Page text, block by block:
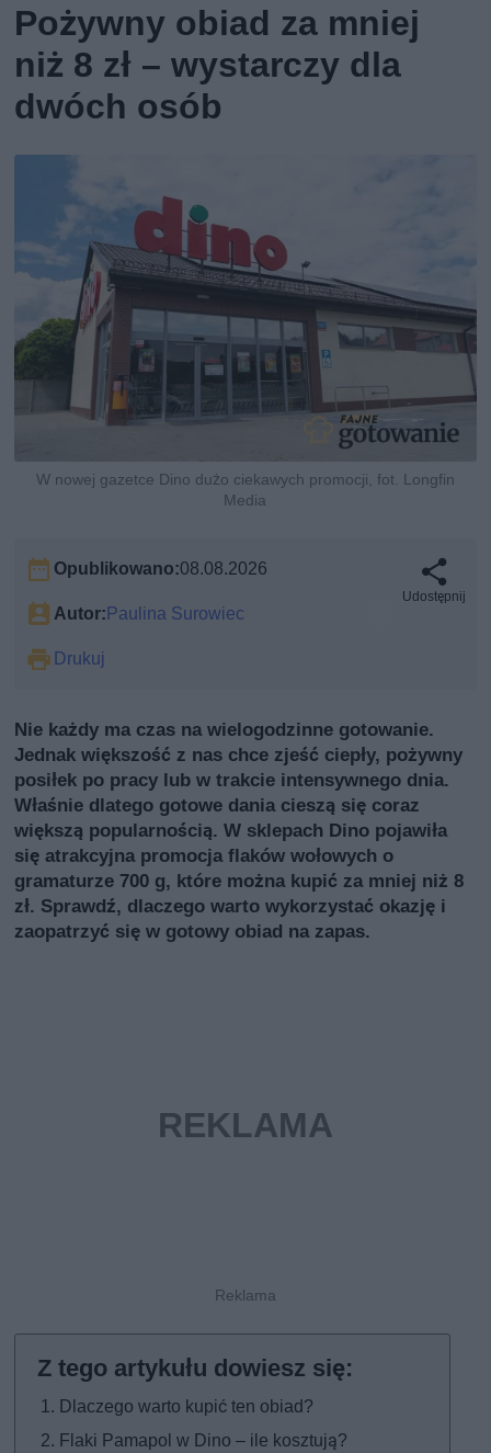
Pożywny obiad za mniej
niż 8 zł – wystarczy dla
dwóch osób
W nowej gazetce Dino dużo ciekawych promocji, fot. Longfin
Media
Opublikowano:08.08.2026
Autor: Paulina Surowiec
Drukuj
Udostępnij
Nie każdy ma czas na wielogodzinne gotowanie.
Jednak większość z nas chce zjeść ciepły, pożywny
posiłek po pracy lub w trakcie intensywnego dnia.
Właśnie dlatego gotowe dania cieszą się coraz
większą popularnością. W sklepach Dino pojawiła
się atrakcyjna promocja flaków wołowych o
gramaturze 700 g, które można kupić za mniej niż 8
zł. Sprawdź, dlaczego warto wykorzystać okazję i
zaopatrzyć się w gotowy obiad na zapas.
Dlaczego warto kupić ten obiad?
Flaki Pamapol w Dino – ile kosztują?